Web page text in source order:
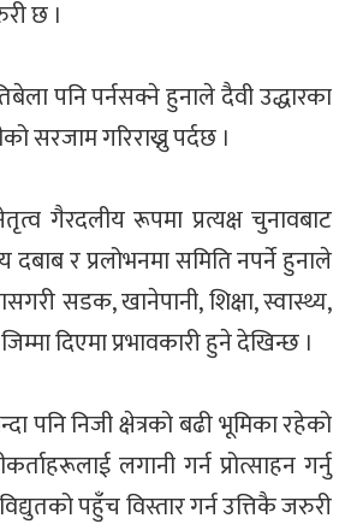
छ ।
पनि पर्नसक्ने हुनाले दैवी उद्धारका
सरजाम गरिराख्नु पर्दछ ।
गैरदलीय रूपमा प्रत्यक्ष चुनावबाट
र प्रलोभनमा समिति नपर्ने हुनाले
सडक, खानेपानी, शिक्षा, स्वास्थ्य,
दिएमा प्रभावकारी हुने देखिन्छ ।
पनि निजी क्षेत्रको बढी भूमिका रहेको
लगानी गर्न प्रोत्साहन गर्नु
पहुँच विस्तार गर्न उत्तिकै जरुरी